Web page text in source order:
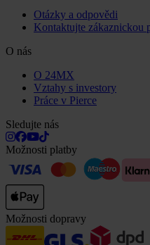
Otázky a odpovědi
Kontaktujte zákaznickou
O nás
O 24MX
Vztahy s investory
Práce v Pierce
Sledujte nás
Možnosti platby
Možnosti dopravy